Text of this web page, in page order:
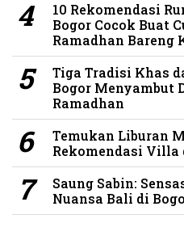
10 Rekomendasi
Bogor Cocok Buat
Ramadhan Bareng
Tiga Tradisi Khas
Bogor Menyambut
Ramadhan
Temukan Liburan
Rekomendasi Villa
Saung Sabin:
Nuansa Bali di